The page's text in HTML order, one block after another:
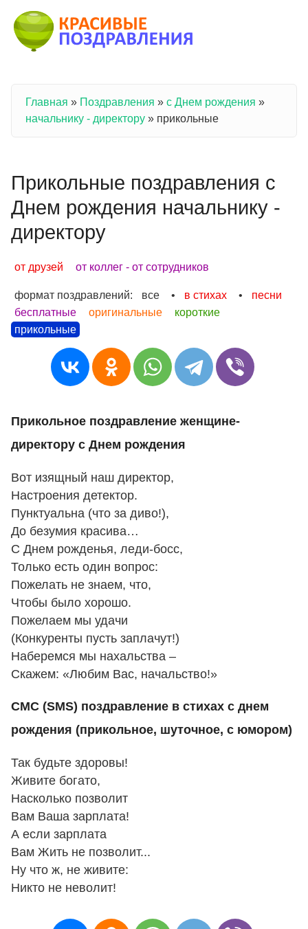
Вы здесь
Главная » Поздравления » с Днем рождения »
начальнику - директору » прикольные
Прикольные поздравления с
Днем рождения начальнику -
директору
от друзей от коллег - от сотрудников
формат поздравлений: все • в стихах •
песни
бесплатные
оригинальные
короткие
прикольные
Прикольное поздравление женщине-
директору с Днем рождения
Вот изящный наш директор,
Настроения детектор.
Пунктуальна (что за диво!),
До безумия красива…
С Днем рожденья, леди-босс,
Только есть один вопрос:
Пожелать не знаем, что,
Чтобы было хорошо.
Пожелаем мы удачи
(Конкуренты пусть заплачут!)
Наберемся мы нахальства –
Скажем: «Любим Вас, начальство!»
СМС (SMS) поздравление в стихах с днем
рождения (прикольное, шуточное, с юмором)
Так будьте здоровы!
Живите богато,
Насколько позволит
Вам Ваша зарплата!
А если зарплата
Вам Жить не позволит...
Ну что ж, не живите:
Никто не неволит!